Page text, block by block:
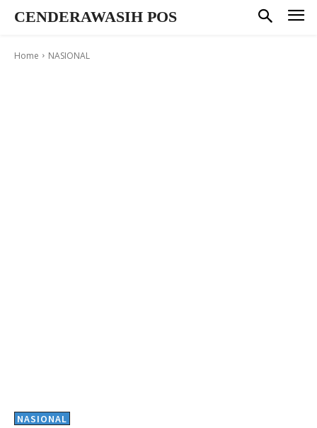
CENDERAWASIH POS
Home NASIONAL
NASIONAL